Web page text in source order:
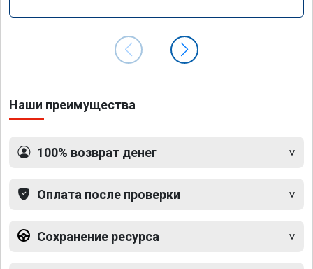
Наши преимущества
100% возврат денег
Оплата после проверки
Сохранение ресурса